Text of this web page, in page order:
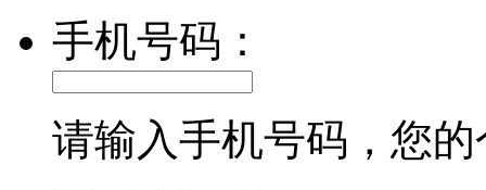
手机号码：
请输入手机号码，您